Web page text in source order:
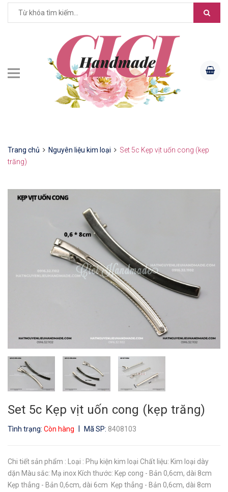
Trang chủ Nguyên liệu kim loại
Set 5c Kẹp vịt uốn cong (kẹp
trăng)
Set 5c Kẹp vịt uốn cong (kẹp trăng)
Tình trạng: Còn hàng Mã SP: 8408103
Chi tiết sản phẩm : Loại : Phụ kiện kim loại Chất liệu: Kim loại dày
dặn Màu sắc: Mạ inox Kích thước: Kẹp cong - Bản 0,6cm, dài 8cm
Kẹp thẳng - Bản 0,6cm, dài 6cm Kẹp thẳng - Bản 0,6cm, dài 8cm